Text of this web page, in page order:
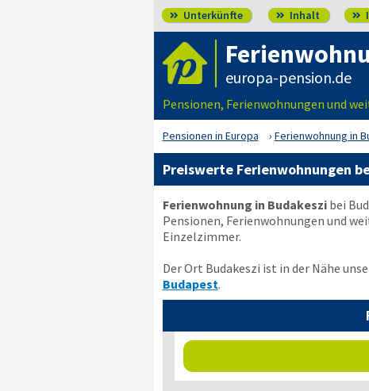
 Unterkünfte  Inhalt 
europa-pension.de
Pensionen, Ferienwohnungen und
Pensionen in Europa Ferienwohnung in
Preiswerte Ferienwohnungen
Ferienwohnung in Budakeszibei
Pensionen, Ferienwohnungen und
Einzelzimmer.
Der Ort Budakeszi ist in der Nähe
Budapest.